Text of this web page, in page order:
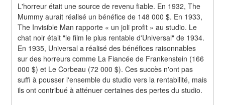
L'horreur était une source de revenu fiable. En 1932, The
Mummy aurait réalisé un bénéfice de 148 000 $. En 1933,
The Invisible Man rapporte « un joli profit » au studio. Le
chat noir était "le film le plus rentable d'Universal" de 1934.
En 1935, Universal a réalisé des bénéfices raisonnables
sur des horreurs comme La Fiancée de Frankenstein (166
000 $) et Le Corbeau (72 000 $). Ces succès n'ont pas
suffi à pousser l'ensemble du studio vers la rentabilité, mais
ils ont contribué à atténuer certaines des pertes du studio.